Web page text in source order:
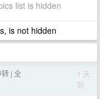
list is hidden
is not hidden
| 全
1 天
前